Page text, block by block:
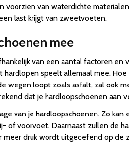
voorzien van waterdichte
last krijgt van zweetvoeten.
mee
van een aantal factoren
speelt allemaal mee.
wegen loopt zoals asfalt, zal ook
dat je hardloopschoenen
van je hardloopschoenen. Zo
of voorvoet. Daarnaast zullen de
druk wordt uitgeoefend op de